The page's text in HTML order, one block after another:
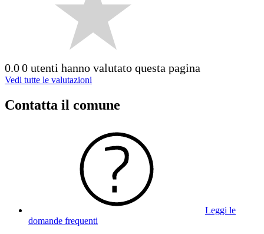
0.00 utenti hanno valutato questa pagina
Vedi tutte le valutazioni
Contatta il comune
Leggi le
domande frequenti